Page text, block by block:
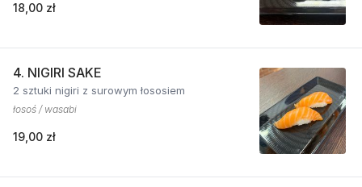
18,00 zł
4. NIGIRI SAKE
2 sztuki nigiri z surowym łososiem
łosoś / wasabi
19,00 zł